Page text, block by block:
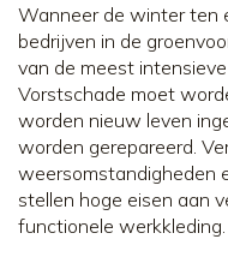
Wanneer de winter ten
bedrijven in de
van de meest
Vorstschade moet
worden nieuw leven
worden gerepareerd.
weersomstandigheden
stellen hoge eisen aan
functionele werkkleding.